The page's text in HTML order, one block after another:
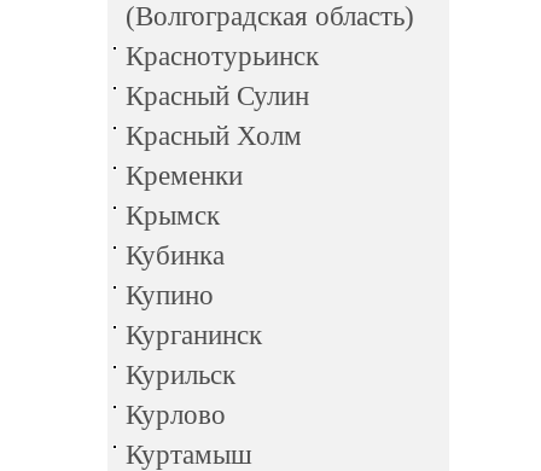
(Волгоградская область)
Краснотурьинск
Красный Сулин
Красный Холм
Кременки
Крымск
Кубинка
Купино
Курганинск
Курильск
Курлово
Куртамыш